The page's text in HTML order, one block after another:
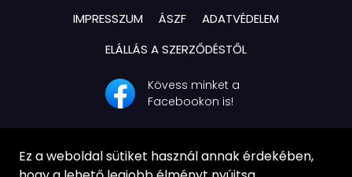
IMPRESSZUM ÁSZF
ADATVÉDELEM
ELÁLLÁS A SZERZŐDÉSTŐL
Kövess minket a
Facebookon is!
Ez a weboldal sütiket használ annak érdekében,